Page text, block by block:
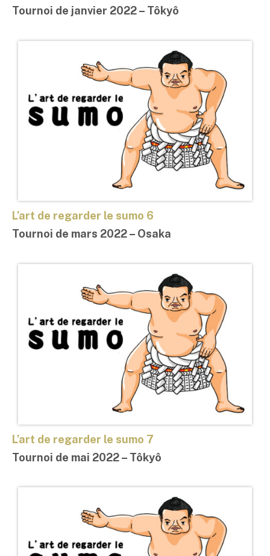
Tournoi de janvier 2022 – Tôkyô
L’art de regarder le sumo 6
Tournoi de mars 2022 – Osaka
L’art de regarder le sumo 7
Tournoi de mai 2022 – Tôkyô